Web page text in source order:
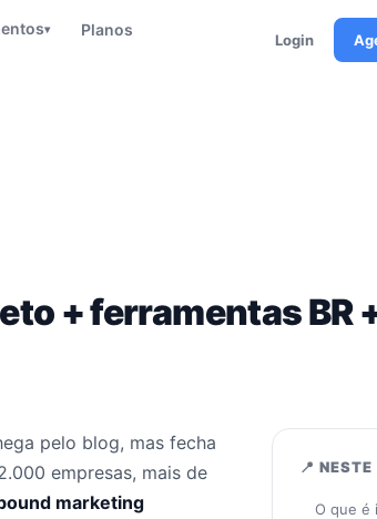
▾ Planos
Login
+ ferramentas BR
pelo blog, mas fecha
empresas, mais de
marketing
📍
O que é